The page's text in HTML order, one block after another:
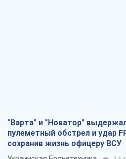
"Варта" и "Новатор"
пулеметный обстрел и удар
сохранив жизнь офицеру ВСУ